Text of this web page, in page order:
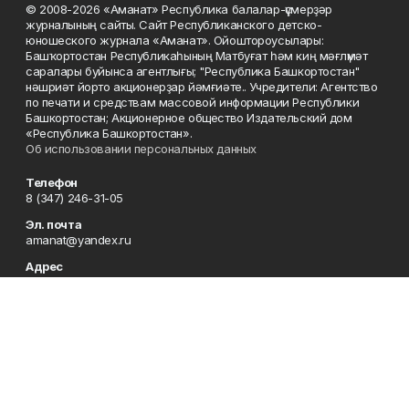
© 2008-2026 «Аманат» Республика балалар-үҫмерҙәр
журналының сайты. Сайт Республиканского детско-
юношеского журнала «Аманат». Ойоштороусылары:
Башҡортостан Республикаһының Матбуғат һәм киң мәғлүмәт
саралары буйынса агентлығы; "Республика Башкортостан"
нәшриәт йорто акционерҙар йәмғиәте.. Учредители: Агентство
по печати и средствам массовой информации Республики
Башкортостан; Акционерное общество Издательский дом
«Республика Башкортостан».
Об использовании персональных данных
Телефон
8 (347) 246-31-05
Эл. почта
amanat@yandex.ru
Адрес
450079, Республика Башкортостан, г. Уфа, ул. 50-летия